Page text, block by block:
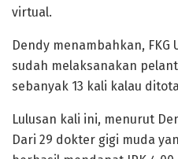
virtual.
Dendy menambahkan, FKG
sudah melaksanakan
sebanyak 13 kali kalau
Lulusan kali ini, menurut
Dari 29 dokter gigi muda